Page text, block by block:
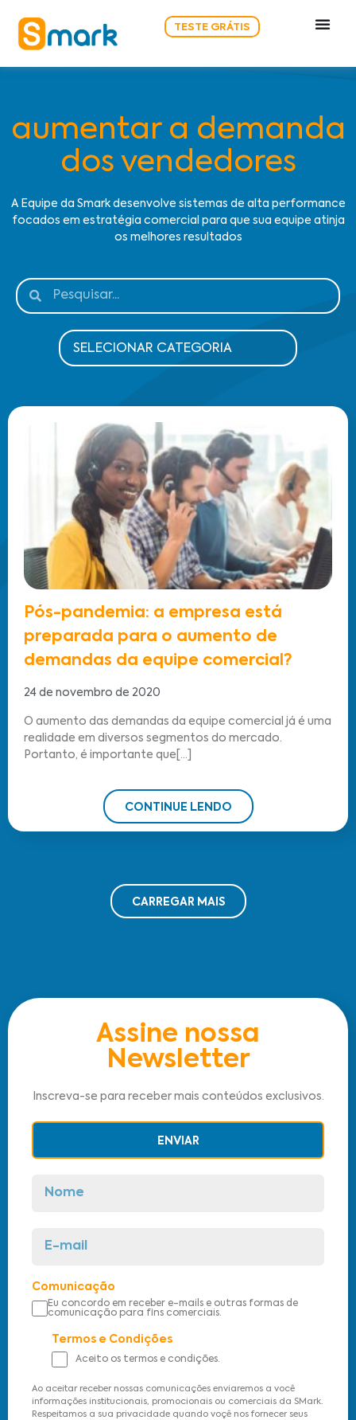
TESTE GRÁTIS
aumentar a demanda
dos vendedores
A Equipe da Smark desenvolve sistemas de alta performance
focados em estratégia comercial para que sua equipe atinja
os melhores resultados
Pós-pandemia: a empresa está
preparada para o aumento de
demandas da equipe comercial?
24 de novembro de 2020
O aumento das demandas da equipe comercial já é uma
realidade em diversos segmentos do mercado.
Portanto, é importante que[...]
CONTINUE LENDO
CARREGAR MAIS
Assine nossa
Newsletter
Inscreva-se para receber mais conteúdos exclusivos.
Comunicação
Eu concordo em receber e-mails e outras formas de
comunicação para fins comerciais.
Termos e Condições
Aceito os termos e condições.
Ao aceitar receber nossas comunicações enviaremos a você
informações institucionais, promocionais ou comerciais da SMark.
Respeitamos a sua privacidade quando voçê nos fornecer seus
ENVIAR